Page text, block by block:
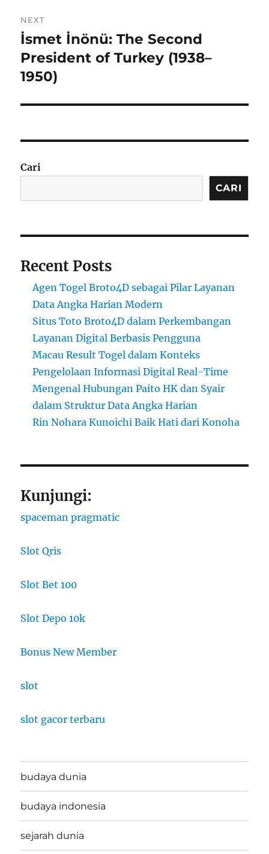
NEXT
Next
post:
İsmet İnönü: The Second
President of Turkey (1938–
1950)
Cari
CARI
Recent Posts
Agen Togel Broto4D sebagai Pilar Layanan
Data Angka Harian Modern
Situs Toto Broto4D dalam Perkembangan
Layanan Digital Berbasis Pengguna
Macau Result Togel dalam Konteks
Pengelolaan Informasi Digital Real-Time
Mengenal Hubungan Paito HK dan Syair
dalam Struktur Data Angka Harian
Rin Nohara Kunoichi Baik Hati dari Konoha
Kunjungi:
spaceman pragmatic
Slot Qris
Slot Bet 100
Slot Depo 10k
Bonus New Member
slot
slot gacor terbaru
budaya dunia
budaya indonesia
sejarah dunia